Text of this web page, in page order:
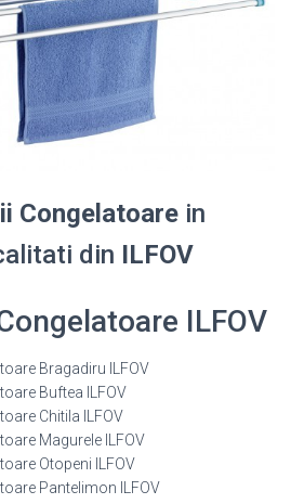
Congelatoare in
din ILFOV
ILFOV
Bragadiru ILFOV
Buftea ILFOV
Chitila ILFOV
Magurele ILFOV
Otopeni ILFOV
Pantelimon ILFOV